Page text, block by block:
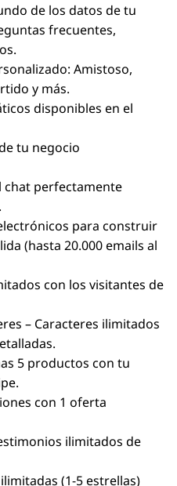
de los datos de tu
frecuentes,
Amistoso,
y más.
disponibles en el
tu negocio
chat perfectamente
para construir
(hasta 20.000 emails al
con los visitantes de
– Caracteres ilimitados
5 productos con tu
con 1 oferta
ilimitados de
(1-5 estrellas)